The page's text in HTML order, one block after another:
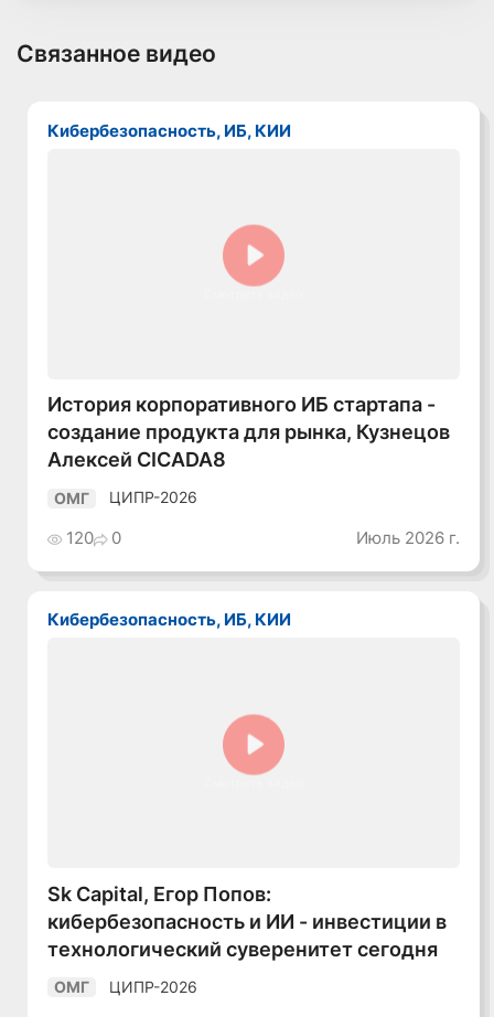
Связанное видео
Кибербезопасность, ИБ, КИИ
История корпоративного ИБ стартапа -
создание продукта для рынка, Кузнецов
Алексей CICADA8
ОМГ ЦИПР-2026
120 0 Июль 2026 г.
Кибербезопасность, ИБ, КИИ
Sk Capital, Егор Попов:
кибербезопасность и ИИ - инвестиции в
технологический суверенитет сегодня
ОМГ ЦИПР-2026